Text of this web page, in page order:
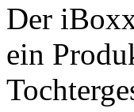
Der
ein